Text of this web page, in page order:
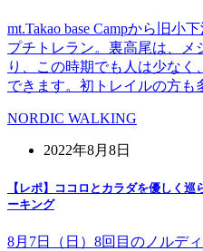
mt.Takao base Campから旧小
プチトレラン。裏高尾は、メ
り、この時期でも人は少な
できます。初トレイルの方
NORDIC WALKING
2022年8月8日
【レポ】ココロとカラダを優しく
ーキング
8月7日（日）8回目のノルデ